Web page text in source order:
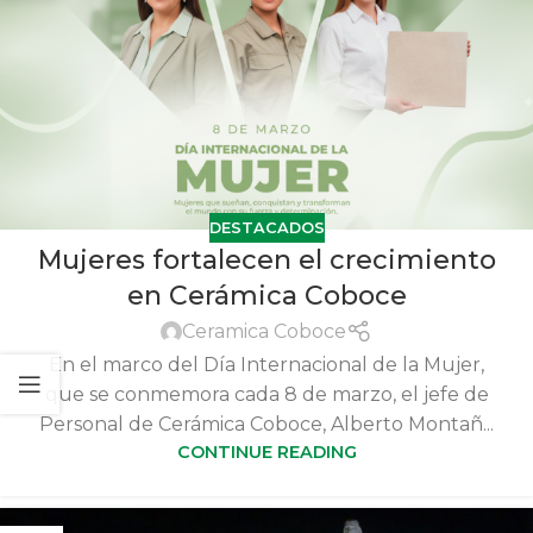
DESTACADOS
Mujeres fortalecen el crecimiento
en Cerámica Coboce
Ceramica Coboce
En el marco del Día Internacional de la Mujer,
que se conmemora cada 8 de marzo, el jefe de
Personal de Cerámica Coboce, Alberto Montañ...
CONTINUE READING